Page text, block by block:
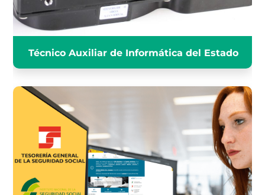
Técnico Auxiliar de Informática del Estado
ADMINISTRATIVOS DE LA
SEGURIDAD SOCIAL